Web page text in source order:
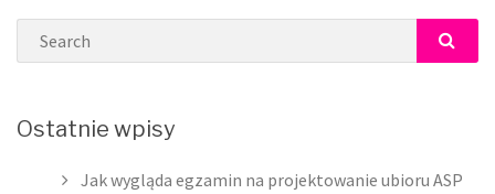
Search
Ostatnie wpisy
Jak wygląda egzamin na projektowanie ubioru ASP